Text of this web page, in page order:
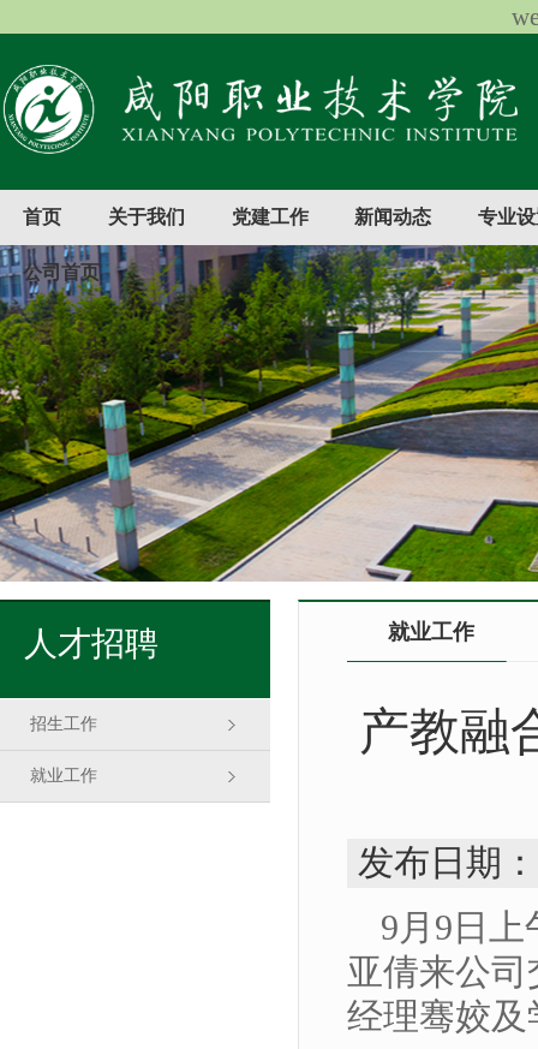
首页 关于我们 党建工作 新闻动态 专业
公司首页
人才招聘
招生工作
就业工作
就业工作
产教融
发布日期
9月9日
亚倩来公
经理骞姣